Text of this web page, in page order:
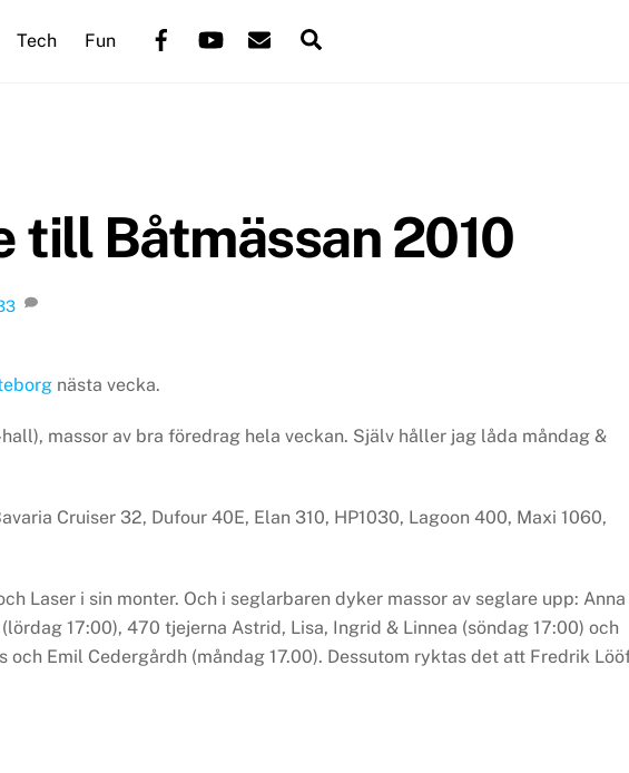
FacebookYouTubeMail
Tech Fun
till Båtmässan 2010
nästa vecka.
massor av bra föredrag hela veckan. Själv håller jag låda måndag &
Cruiser 32, Dufour 40E, Elan 310, HP1030, Lagoon 400, Maxi 1060,
Laser i sin monter. Och i seglarbaren dyker massor av seglare upp: Anna
17:00), 470 tjejerna Astrid, Lisa, Ingrid & Linnea (söndag 17:00) och
och Emil Cedergårdh (måndag 17.00). Dessutom ryktas det att Fredrik